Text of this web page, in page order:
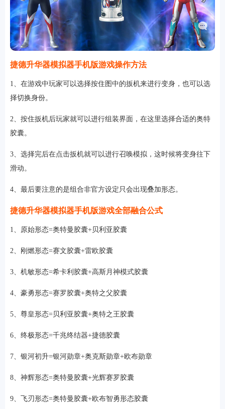
捷德升华器模拟器手机版游戏操作方法
1、在游戏中玩家可以选择按住图中的扳机来进行变身，也可以选
择切换身份。
2、按住扳机后玩家就可以进行组装界面，在这里选择合适的奥特
胶囊。
3、选择完后在点击扳机就可以进行召唤模拟，这时候将变身往下
滑动。
4、最后要注意的是组合非官方设定只会出现叠加形态。
捷德升华器模拟器手机版游戏全部融合公式
1、原始形态=奥特曼胶囊+贝利亚胶囊
2、刚燃形态=赛文胶囊+雷欧胶囊
3、机敏形态=希卡利胶囊+高斯月神模式胶囊
4、豪勇形态=赛罗胶囊+奥特之父胶囊
5、尊皇形态=贝利亚胶囊+奥特之王胶囊
6、终极形态=千兆终结器+捷德胶囊
7、银河初升=银河勋章+奥克斯勋章+欧布勋章
8、神辉形态=奥特曼胶囊+光辉赛罗胶囊
9、飞刃形态=奥特曼胶囊+欧布智勇形态胶囊